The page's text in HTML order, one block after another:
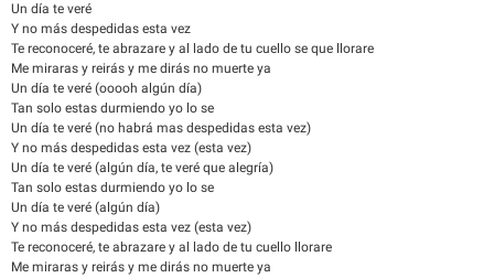
Un día te veré
Y no más despedidas esta vez
Te reconoceré, te abrazare y al lado de tu cuello se que llorare
Me miraras y reirás y me dirás no muerte ya
Un día te veré (ooooh algún día)
Tan solo estas durmiendo yo lo se
Un día te veré (no habrá mas despedidas esta vez)
Y no más despedidas esta vez (esta vez)
Un día te veré (algún día, te veré que alegría)
Tan solo estas durmiendo yo lo se
Un día te veré (algún día)
Y no más despedidas esta vez (esta vez)
Te reconoceré, te abrazare y al lado de tu cuello llorare
Me miraras y reirás y me dirás no muerte ya